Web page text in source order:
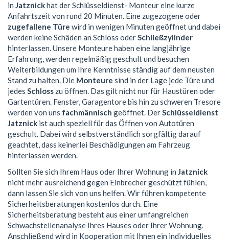
in Jatznickhat der Schlüsseldienst- Monteur eine kurze
Anfahrtszeit von rund 20 Minuten. Eine zugezogene oder
zugefallene Türe wird in wenigen Minuten geöffnet und dabei
werden keine Schäden an Schloss oderSchließzylinder
hinterlassen. Unsere Monteure haben eine langjährige
Erfahrung, werden regelmäßig geschult und besuchen
Weiterbildungen um Ihre Kenntnisse ständig auf dem neusten
Stand zu halten. Die Monteure sind in der Lage jede Türe und
jedes Schloss zu öffnen. Das gilt nicht nur für Haustüren oder
Gartentüren. Fenster, Garagentore bis hin zu schweren Tresore
werden von uns fachmännisch geöffnet. DerSchlüsseldienst
Jatznick ist auch speziell für das Öffnen von Autotüren
geschult. Dabei wird selbstverständlich sorgfältig darauf
geachtet, dass keinerlei Beschädigungen am Fahrzeug
hinterlassen werden.
Sollten Sie sich Ihrem Haus oder Ihrer Wohnung in Jatznick
nicht mehr ausreichend gegen Einbrecher geschützt fühlen,
dann lassen Sie sich von uns helfen. Wir führen kompetente
Sicherheitsberatungen kostenlos durch. Eine
Sicherheitsberatung besteht aus einer umfangreichen
Schwachstellenanalyse Ihres Hauses oder Ihrer Wohnung.
Anschließend wird in Kooperation mit Ihnen ein individuelles